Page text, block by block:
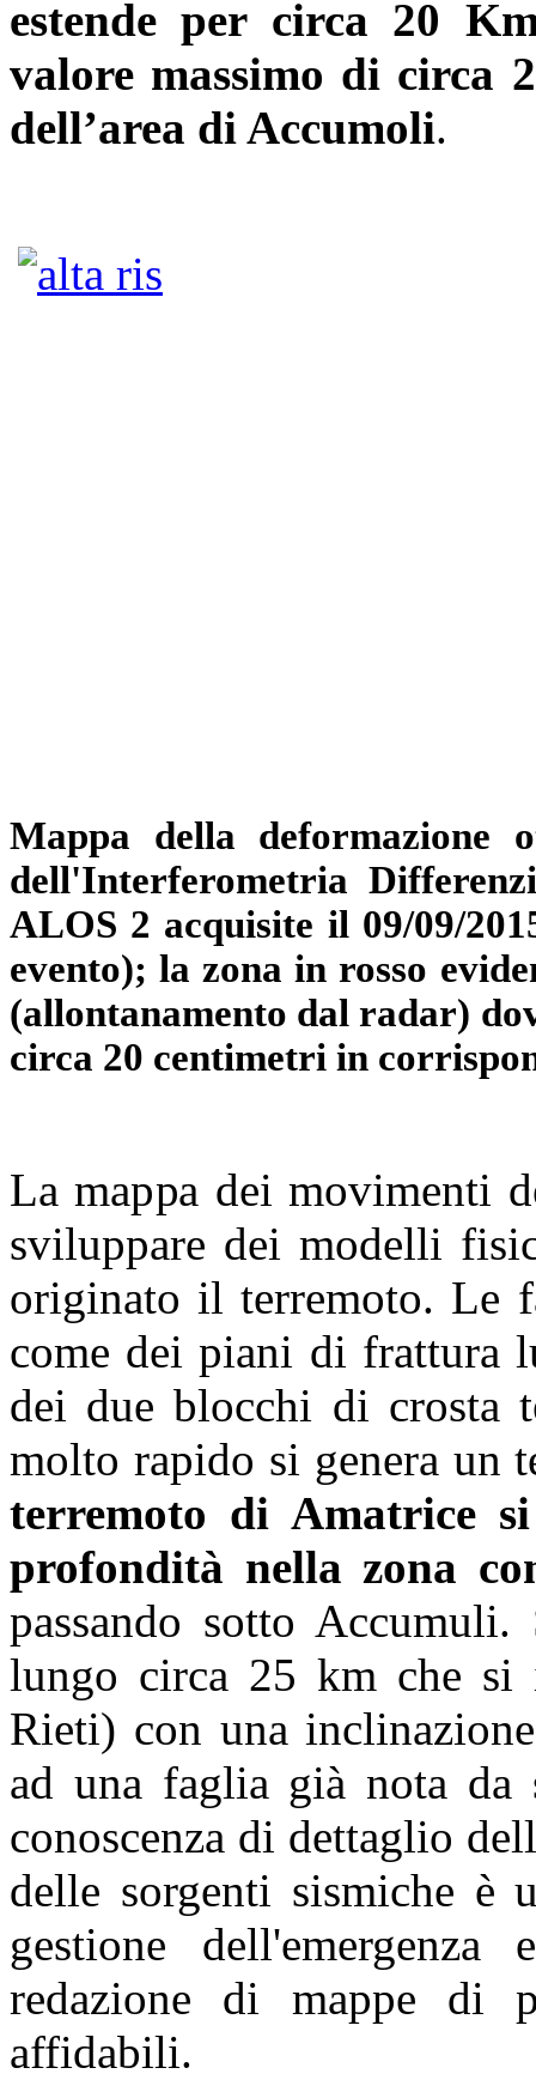
estende per circa 20
valore massimo di circa
dell’area di Accumoli.
Mappa della deformazione
dell'Interferometria
ALOS 2 acquisite il 09/09/
evento); la zona in rosso
(allontanamento dal radar)
circa 20 centimetri in
La mappa dei movimenti
sviluppare dei modelli
originato il terremoto. Le
come dei piani di frattura
dei due blocchi di crosta
molto rapido si genera un
terremoto di Amatrice
profondità nella zona
passando sotto
lungo circa 25 km che si
Rieti) con una
ad una faglia già nota
conoscenza di dettaglio
delle sorgenti sismiche è
gestione
redazione di mappe di
affidabili.